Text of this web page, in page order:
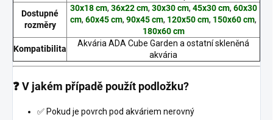
Dostupné
rozměry
30x18 cm, 36x22 cm, 30x30 cm, 45x30 cm, 60x30
cm, 60x45 cm, 90x45 cm, 120x50 cm, 150x60 cm,
180x60 cm
Kompatibilita
Akvária ADA Cube Garden a ostatní skleněná
akvária
❓ V jakém případě použít podložku?
✅ Pokud je povrch pod akváriem nerovný